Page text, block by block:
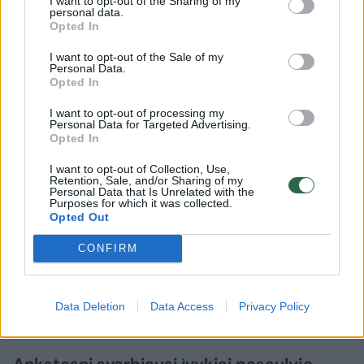
personal data.
Opted In
I want to opt-out of the Sale of my
Personal Data.
Opted In
I want to opt-out of processing my
Personal Data for Targeted Advertising.
Opted In
I want to opt-out of Collection, Use,
Retention, Sale, and/or Sharing of my
Personal Data that Is Unrelated with the
Purposes for which it was collected.
Opted Out
CONFIRM
Data Deletion Data Access Privacy Policy
2020 m. – Lietuvos Seimo rinkimai
2021 m. – migrantų krizė prie Baltarusijos
didžiausių ES
2023 m. – NATO viršūnių susitikimas Vilniuje
liepos 11, 12 d.
2023 m. – spalio mėnesį vykę Seimo rinkimai